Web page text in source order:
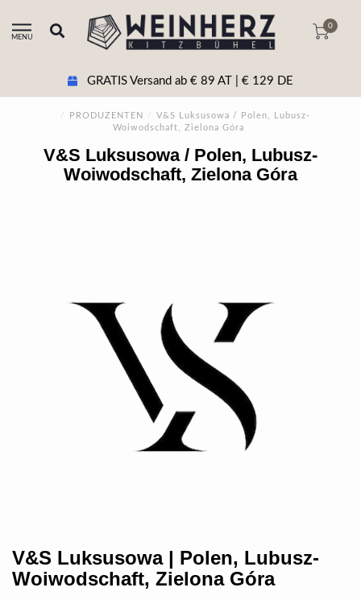
MENU
0
GRATIS Versand ab € 89 AT | € 129 DE
/ PRODUZENTEN /
V&S Luksusowa / Polen, Lubusz-
Woiwodschaft, Zielona Góra
V&S Luksusowa / Polen, Lubusz-
Woiwodschaft, Zielona Góra
V&S Luksusowa | Polen, Lubusz-
Woiwodschaft, Zielona Góra